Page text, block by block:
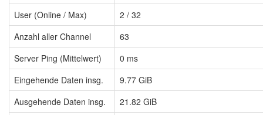
User (Online / Max)
2 / 32
Anzahl aller Channel
63
Server Ping (Mittelwert)
0 ms
Eingehende Daten insg.
9.77 GiB
Ausgehende Daten insg.
21.82 GiB